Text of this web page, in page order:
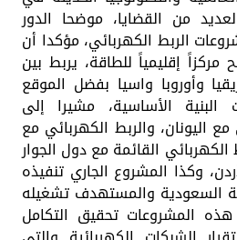
من القضايا، موضحا الدور
الربط الكهربائي، مؤكدا أن
إقليمياً للطاقة، يربط بين
وأوروبا واسيا بفضل الموقع
البنية الأساسية، مشيرا إلى
اليونان، والربط الكهربائي مع
الكهربائي القائمة مع دول الجوار
وكذا المشروع الجاري تنفيذه
السعودية والمستهدف تشغيله
المشروعات تحقيق التكامل